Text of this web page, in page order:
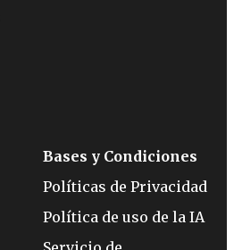
Bases y Condiciones
Políticas de Privacidad
Política de uso de la IA